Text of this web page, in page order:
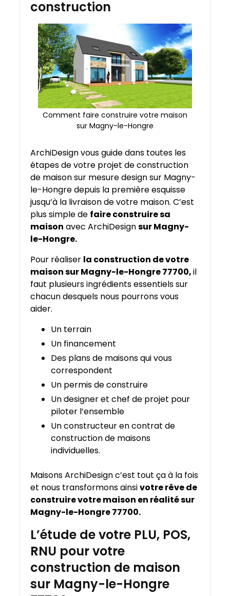
construction
Comment faire construire votre maison
sur Magny-le-Hongre
ArchiDesign vous guide dans toutes les
étapes de votre projet de construction
de maison sur mesure design sur Magny-
le-Hongre depuis la première esquisse
jusqu’à la livraison de votre maison. C’est
plus simple de faire construire sa
maison avec ArchiDesignsur Magny-
le-Hongre.
Pour réaliser la construction de votre
maison sur Magny-le-Hongre 77700,il
faut plusieurs ingrédients essentiels sur
chacun desquels nous pourrons vous
aider.
Un terrain
Un financement
Des plans de maisons qui vous
correspondent
Un permis de construire
Un designer et chef de projet pour
piloter l’ensemble
Un constructeur en contrat de
construction de maisons
individuelles.
Maisons ArchiDesign c’est tout ça à la fois
et nous transformons ainsivotre rêve de
construire votre maison en réalité sur
Magny-le-Hongre 77700.
L’étude de votre PLU, POS,
RNU pour votre
construction de maison
sur Magny-le-Hongre